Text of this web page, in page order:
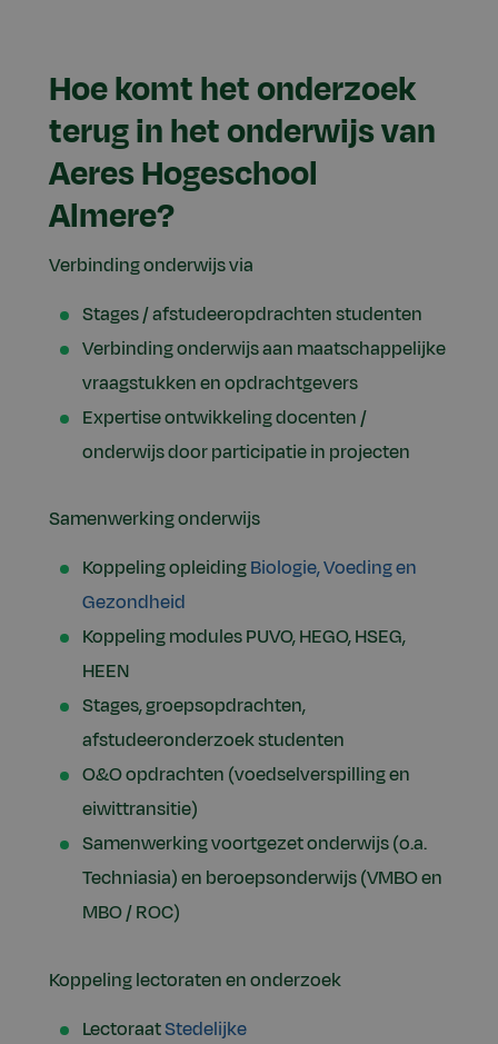
Hoe komt het onderzoek
terug in het onderwijs van
Aeres Hogeschool
Almere?
Verbinding onderwijs via
Stages / afstudeeropdrachten studenten
Verbinding onderwijs aan maatschappelijke
vraagstukken en opdrachtgevers
Expertise ontwikkeling docenten /
onderwijs door participatie in projecten
Samenwerking onderwijs
Koppeling opleidingBiologie, Voeding en
Gezondheid
Koppeling modules PUVO, HEGO, HSEG,
HEEN
Stages, groepsopdrachten,
afstudeeronderzoek studenten
O&O opdrachten (voedselverspilling en
eiwittransitie)
Samenwerking voortgezet onderwijs (o.a.
Techniasia) en beroepsonderwijs (VMBO en
MBO / ROC)
Koppeling lectoraten en onderzoek
LectoraatStedelijke